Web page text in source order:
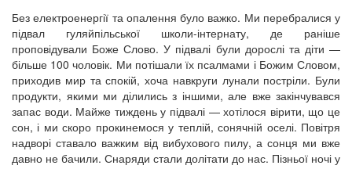
Без електроенергії та опалення було важко. Ми перебралися у
підвал гуляйпільської школи-інтернату, де раніше
проповідували Боже Слово. У підвалі були дорослі та діти —
більше 100 чоловік. Ми потішали їх псалмами і Божим Словом,
приходив мир та спокій, хоча навкруги лунали постріли. Були
продукти, якими ми ділились з іншими, але вже закінчувався
запас води. Майже тиждень у підвалі — хотілося вірити, що це
сон, і ми скоро прокинемося у теплій, сонячній оселі. Повітря
надворі ставало важким від вибухового пилу, а сонця ми вже
давно не бачили. Снаряди стали долітати до нас. Пізньої ночі у